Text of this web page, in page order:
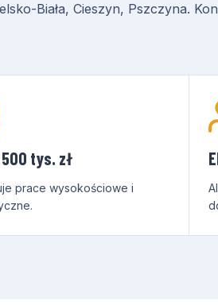
Biała, Cieszyn, Pszczyna.
500 tys. zł
prace wysokościowe i